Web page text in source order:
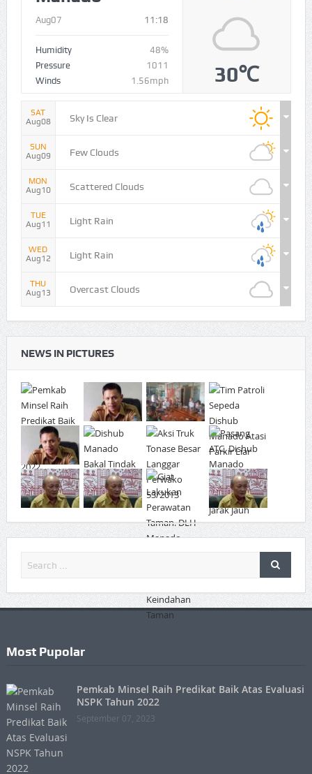
Aug07 11:18
Humidity
48%
Pressure
1011
Winds
1.56mph 30℃
SAT
Aug08
Sky Is Clear
SUN
Aug09
Few Clouds
MON
Aug10
Scattered Clouds
TUE
Aug11
Light Rain
WED
Aug12
Light Rain
THU
Aug13
Overcast Clouds
NEWS IN PICTURES
Most Pupolar
Pemkab Minsel Raih Predikat Baik Atas Evaluasi
NSPK Tahun 2022
September 07, 2023